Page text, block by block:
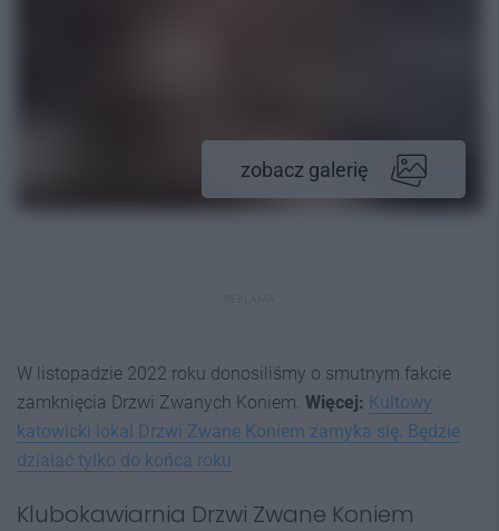
zobacz galerię
W listopadzie 2022 roku donosiliśmy o smutnym fakcie
zamknięcia Drzwi Zwanych Koniem. Więcej: Kultowy
katowicki lokal Drzwi Zwane Koniem zamyka się. Będzie
działać tylko do końca roku
Klubokawiarnia Drzwi Zwane Koniem